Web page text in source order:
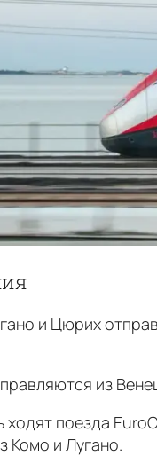
и Цюрих
из
поезда
Комо и Лугано.